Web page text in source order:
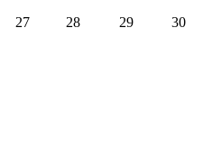
27 28 29 30